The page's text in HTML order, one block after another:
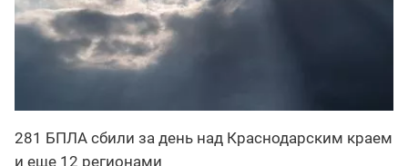
281 БПЛА сбили за день над Краснодарским краем
и еще 12 регионами